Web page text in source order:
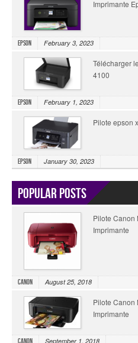
Imprimante
Epson February 3, 2023
Télécharger
4100
Epson February 1, 2023
Pilote epson
Epson January 30, 2023
Popular Posts
Pilote Canon
Imprimante
Canon August 25, 2018
Pilote Canon
Imprimante
September 1, 2018